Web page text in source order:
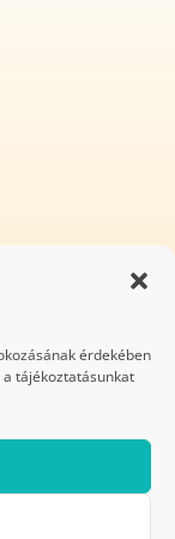
érdekében
tájékoztatásunkat
fenntartva